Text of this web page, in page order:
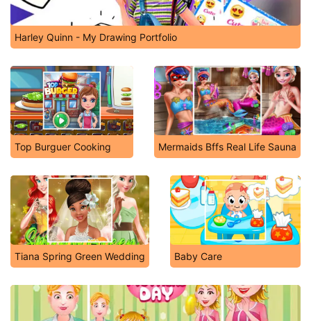
Harley Quinn - My Drawing Portfolio
Top Burguer Cooking Mermaids Bffs Real Life Sauna
Tiana Spring Green Wedding Baby Care